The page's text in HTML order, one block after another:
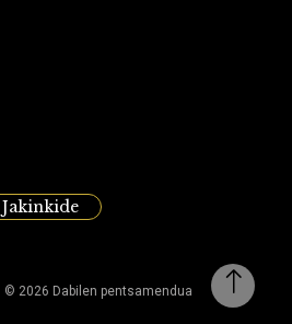
Jakinkide
© 2026 Dabilen pentsamendua